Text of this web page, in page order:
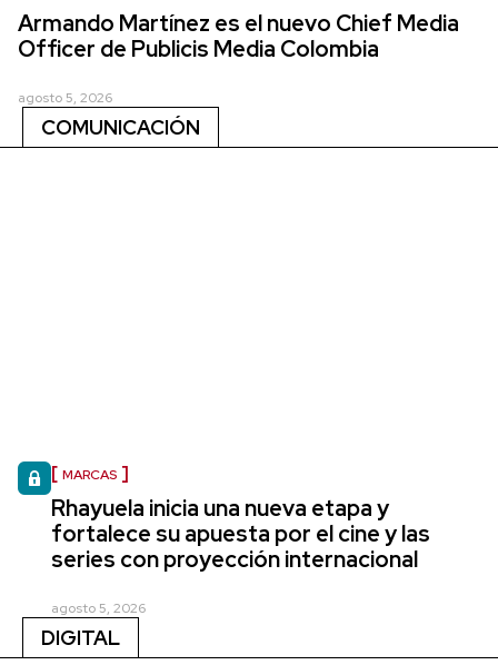
Armando Martínez es el nuevo Chief Media
Officer de Publicis Media Colombia
agosto 5, 2026
COMUNICACIÓN
MARCAS
Rhayuela inicia una nueva etapa y
fortalece su apuesta por el cine y las
series con proyección internacional
agosto 5, 2026
DIGITAL